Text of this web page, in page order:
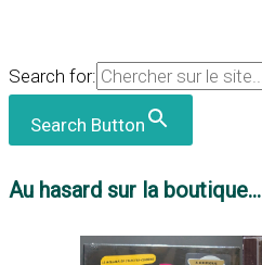
Search for:
Search Button
Au hasard sur la boutique...